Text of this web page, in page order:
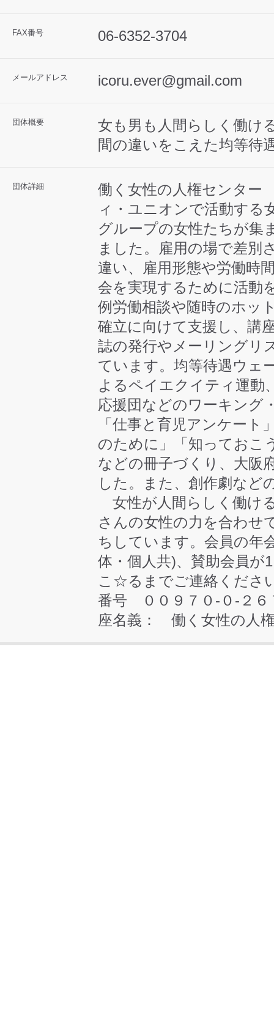
FAX番号 06-6352-3704
メールアドレス icoru.ever@gmail.com
団体概要
女も男も人間らしく働け
間の違いをこえた均等待
団体詳細
働く女性の人権センタ
ィ・ユニオンで活動する
グループの女性たちが集
ました。雇用の場で差別
違い、雇用形態や労働時
会を実現するために活
例労働相談や随時のホッ
確立に向けて支援し、講
誌の発行やメーリングリ
ています。均等待遇ウェ
よるペイエクイティ運動
応援団などのワーキング
「仕事と育児アンケー
のために」「知ってお
などの冊子づくり、大阪
した。また、創作劇など
女性が人間らしく働け
さんの女性の力を合わせ
ちしています。会員の年
体・個人共)、賛助会員が
こ☆るまでご連絡くださ
番号 ００９７０
座名義： 働く女性の人